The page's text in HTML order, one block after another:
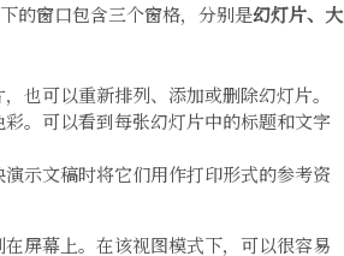
的窗口包含三个窗格，分别是幻灯片、大
可以重新排列、添加或删除幻灯片。
。可以看到每张幻灯片中的标题和文字
示文稿时将它们用作打印形式的参考资
屏幕上。在该视图模式下，可以很容易